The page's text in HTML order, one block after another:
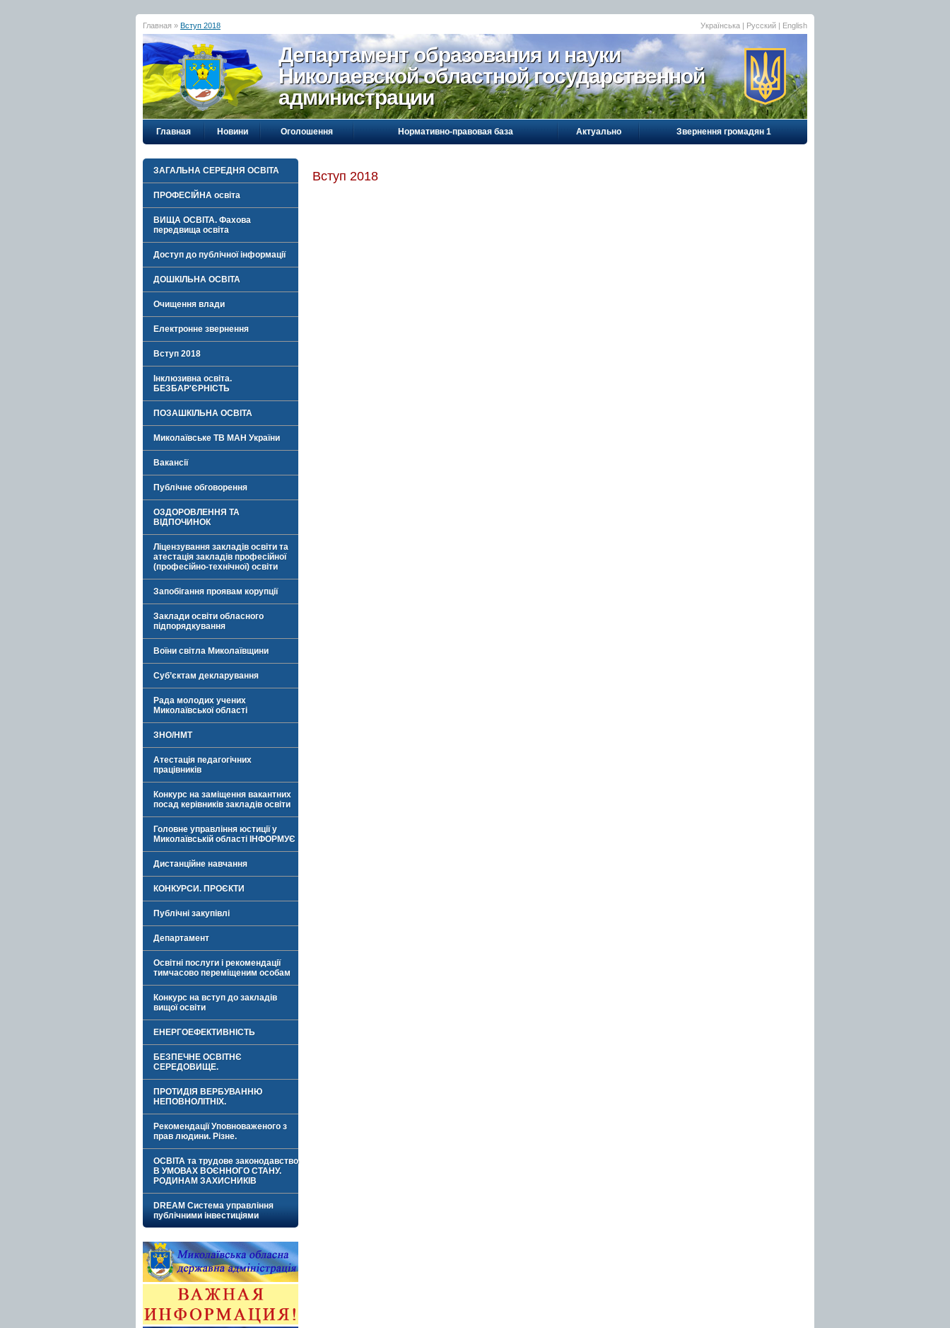
Главная » Вступ 2018 Українська | Русский | English
Департамент образования и науки
Николаевской областной государственной
администрации
Главная Новини Оголошення Нормативно-правовая база Актуально Звернення громадян 1
ЗАГАЛЬНА СЕРЕДНЯ ОСВІТА
ПРОФЕСІЙНА освіта
ВИЩА ОСВІТА. Фахова
передвища освіта
Доступ до публічної інформації
ДОШКІЛЬНА ОСВІТА
Очищення влади
Електронне звернення
Вступ 2018
Інклюзивна освіта.
БЕЗБАР'ЄРНІСТЬ
ПОЗАШКІЛЬНА ОСВІТА
Миколаївське ТВ МАН України
Вакансії
Публічне обговорення
ОЗДОРОВЛЕННЯ ТА
ВІДПОЧИНОК
Ліцензування закладів освіти та
атестація закладів професійної
(професійно-технічної) освіти
Запобігання проявам корупції
Заклади освіти обласного
підпорядкування
Воїни світла Миколаївщини
Суб’єктам декларування
Рада молодих учених
Миколаївської області
ЗНО/НМТ
Атестація педагогічних
працівників
Конкурс на заміщення вакантних
посад керівників закладів освіти
Головне управління юстиції у
Миколаївській області ІНФОРМУЄ
Дистанційне навчання
КОНКУРСИ. ПРОЄКТИ
Публічні закупівлі
Департамент
Освітні послуги і рекомендації
тимчасово переміщеним особам
Конкурс на вступ до закладів
вищої освіти
ЕНЕРГОЕФЕКТИВНІСТЬ
БЕЗПЕЧНЕ ОСВІТНЄ
СЕРЕДОВИЩЕ.
ПРОТИДІЯ ВЕРБУВАННЮ
НЕПОВНОЛІТНІХ.
Рекомендації Уповноваженого з
прав людини. Різне.
ОСВІТА та трудове законодавство
В УМОВАХ ВОЄННОГО СТАНУ.
РОДИНАМ ЗАХИСНИКІВ
DREAM Система управління
публічними інвестиціями
Вступ 2018